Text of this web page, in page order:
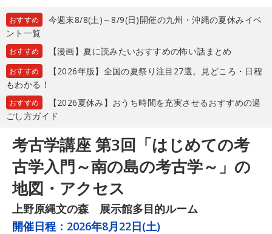
おすすめ
今週末8/8(土)～8/9(日)開催の九州・沖縄の夏休みイベ
ント一覧
おすすめ 【漫画】夏に読みたいおすすめの怖い話まとめ
おすすめ
【2026年版】全国の夏祭り注目27選。見どころ・日程
もわかる！
おすすめ
【2026夏休み】おうち時間を充実させるおすすめの過
ごし方ガイド
考古学講座 第3回「はじめての考
古学入門～南の島の考古学～」の
地図・アクセス
上野原縄文の森 展示館多目的ルーム
開催日程： 2026年8月22日(土)